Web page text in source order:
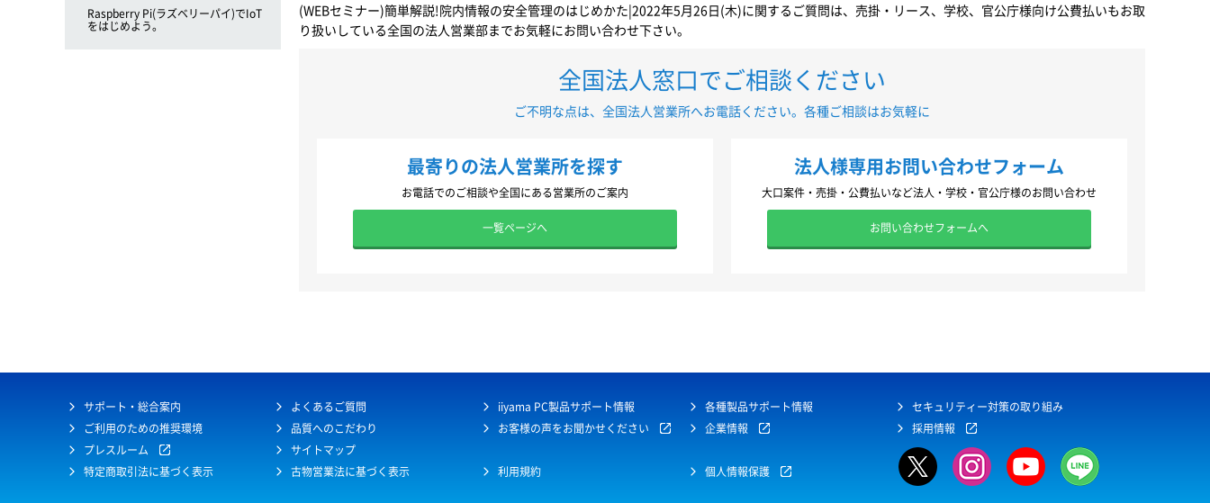
(WEBセミナー)簡単解説!院内情報の安全管理のはじめかた|2022年5月26日(木)に関するご質問は、売掛・リース、学校、官公庁様向け公費払いもお取
り扱いしている全国の法人営業部までお気軽にお問い合わせ下さい。
全国法人窓口でご相談ください
ご不明な点は、全国法人営業所へお電話ください。各種ご相談はお気軽に
最寄りの法人営業所を探す
お電話でのご相談や全国にある営業所のご案内
一覧ページへ
法人様専用お問い合わせフォーム
大口案件・売掛・公費払いなど法人・学校・官公庁様のお問い合わせ
お問い合わせフォームへ
Raspberry Pi(ラズベリーパイ)でIoT
をはじめよう。
サポート・総合案内 よくあるご質問 iiyama PC製品サポート情報 各種製品サポート情報
セキュリティー対策の取り組み
ご利用のための推奨環境
品質へのこだわり お客様の声をお聞かせください 企業情報
採用情報
プレスルーム
サイトマップ
特定商取引法に基づく表示
古物営業法に基づく表示 利用規約 個人情報保護